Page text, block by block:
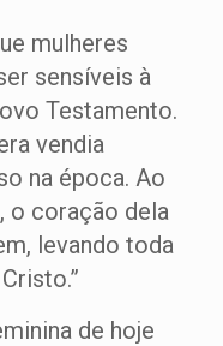
mulheres
sensíveis à
Testamento.
vendia
na época. Ao
o coração dela
levando toda
de hoje